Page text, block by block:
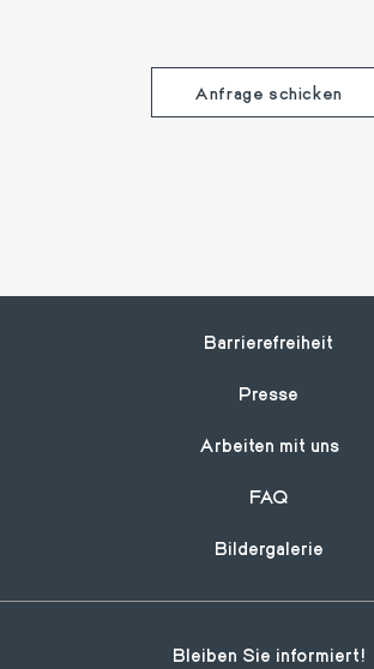
Footer
Barrierefreiheit
Presse
Arbeiten mit uns
FAQ
Bildergalerie
Bleiben Sie informiert!